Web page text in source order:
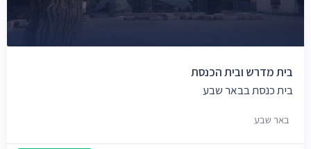
בית מדרש ובית הכנסת
בית כנסת בבאר שבע
באר שבע